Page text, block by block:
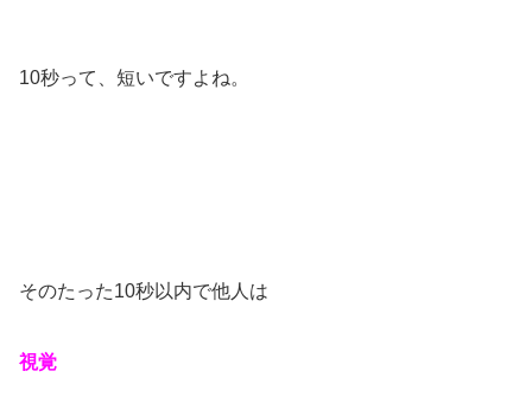
10秒って、短いですよね。
そのたった10秒以内で他人は
視覚